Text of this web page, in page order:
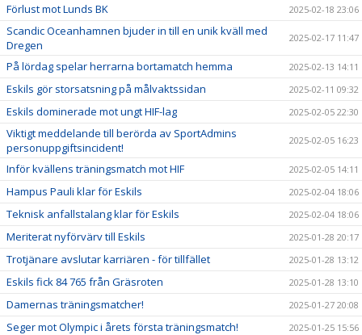
Förlust mot Lunds BK 2025-02-18 23:06
Scandic Oceanhamnen bjuder in till en unik kväll med
Dregen
2025-02-17 11:47
På lördag spelar herrarna bortamatch hemma 2025-02-13 14:11
Eskils gör storsatsning på målvaktssidan 2025-02-11 09:32
Eskils dominerade mot ungt HIF-lag 2025-02-05 22:30
Viktigt meddelande till berörda av SportAdmins
personuppgiftsincident!
2025-02-05 16:23
Inför kvällens träningsmatch mot HIF 2025-02-05 14:11
Hampus Pauli klar för Eskils 2025-02-04 18:06
Teknisk anfallstalang klar för Eskils 2025-02-04 18:06
Meriterat nyförvärv till Eskils 2025-01-28 20:17
Trotjänare avslutar karriären - för tillfället 2025-01-28 13:12
Eskils fick 84 765 från Gräsroten 2025-01-28 13:10
Damernas träningsmatcher! 2025-01-27 20:08
Seger mot Olympic i årets första träningsmatch! 2025-01-25 15:56